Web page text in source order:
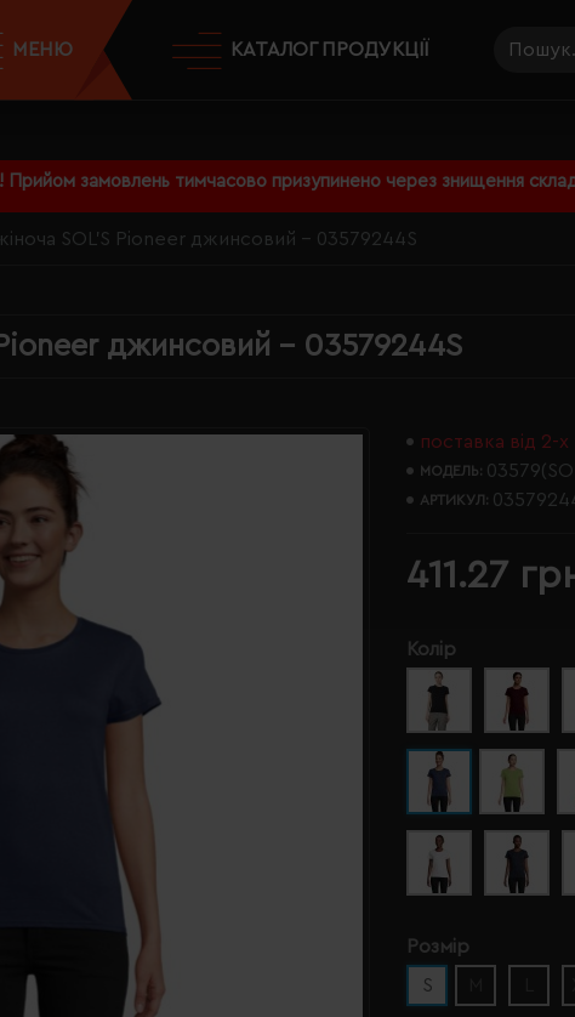
Прийом замовлень тимчасово призупинено через знищення
МЕНЮ КАТАЛОГ ПРОДУКЦІЇ
SOL'S Pioneer джинсовий - 03579244S
джинсовий - 03579244S
поставка від 2-х
МОДЕЛЬ:
АРТИКУЛ:
411.27
Колір
Розмір
S